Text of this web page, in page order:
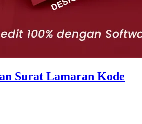
Surat Lamaran Kode